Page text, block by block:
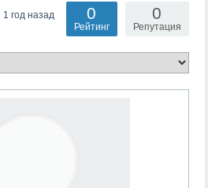
1 год назад 0
Репутация
0
Рейтинг